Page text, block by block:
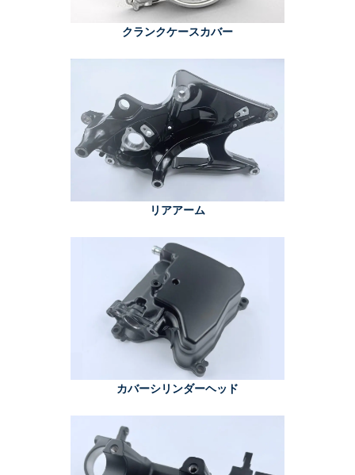
クランクケースカバー
リアアーム
カバーシリンダーヘッド